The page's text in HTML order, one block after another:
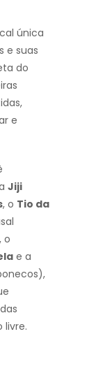
única
e suas
do
e
Jiji
, o Tio da
o
e a
livre.